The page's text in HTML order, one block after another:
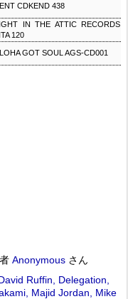
CDKEND 438
IN THE ATTIC RECORDS
120
GOT SOUL AGS-CD001
Anonymousさん
Ruffin
Delegation
Majid Jordan
Mike